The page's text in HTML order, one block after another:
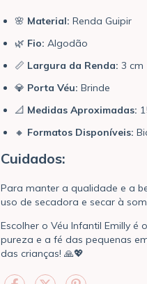
🌸 Material: Renda Guipir
🌿 Fio: Algodão
📏 Largura da Renda: 3 cm
💎 Porta Véu: Brinde
📐 Medidas Aproximadas:
🔸 Formatos Disponíveis:
Cuidados:
Para manter a qualidade e a
uso de secadora e secar à
Escolher o Véu Infantil Emilly
pureza e a fé das pequenas
das crianças! 🙏💖